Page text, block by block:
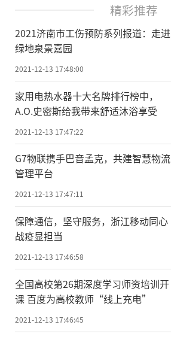
精彩推荐
2021济南市工伤预防系列报道：走进
绿地泉景嘉园
2021-12-13 17:48:00
家用电热水器十大名牌排行榜中，
A.O.史密斯给我带来舒适沐浴享受
2021-12-13 17:47:22
G7物联携手巴音孟克，共建智慧物流
管理平台
2021-12-13 17:47:11
保障通信，坚守服务，浙江移动同心
战疫显担当
2021-12-13 17:46:58
全国高校第26期深度学习师资培训开
课 百度为高校教师“线上充电”
2021-12-13 17:46:45